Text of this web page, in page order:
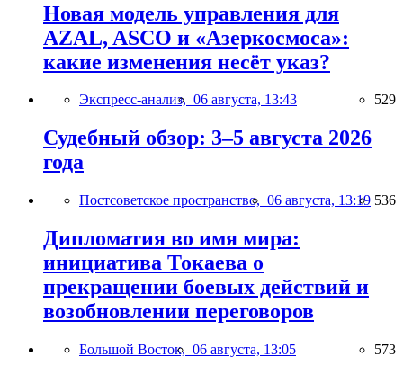
Новая модель управления для
AZAL, ASCO и «Азеркосмоса»:
какие изменения несёт указ?
Экспресс-анализ, 06 августа, 13:43 529
Судебный обзор: 3–5 августа 2026
года
Постсоветское пространство, 06 августа, 13:19 536
Дипломатия во имя мира:
инициатива Токаева о
прекращении боевых действий и
возобновлении переговоров
Большой Восток, 06 августа, 13:05 573